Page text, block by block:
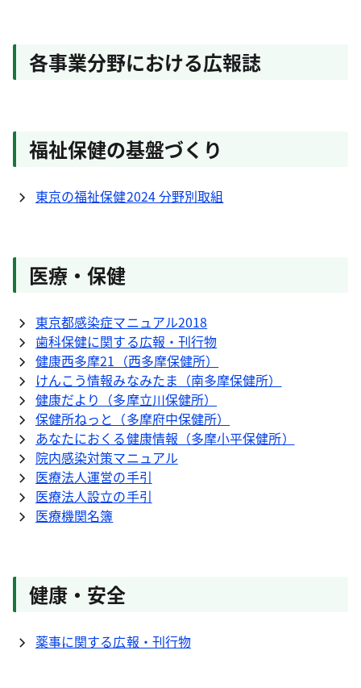
各事業分野における広報誌
福祉保健の基盤づくり
東京の福祉保健2024 分野別取組
医療・保健
東京都感染症マニュアル2018
歯科保健に関する広報・刊行物
健康西多摩21（西多摩保健所）
けんこう情報みなみたま（南多摩保健所）
健康だより（多摩立川保健所）
保健所ねっと（多摩府中保健所）
あなたにおくる健康情報（多摩小平保健所）
院内感染対策マニュアル
医療法人運営の手引
医療法人設立の手引
医療機関名簿
健康・安全
薬事に関する広報・刊行物